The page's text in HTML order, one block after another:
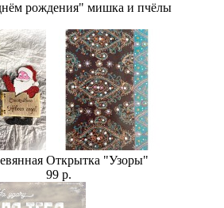
рождения" мишка и пчёлы
Открытка "Узоры"
99 р.